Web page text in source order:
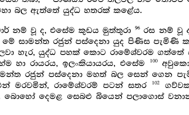
බල ඇත්තේ යුද්ධ හතරක් කළේය.
නම් වූ ද, එසේම කුඩය මුත්තුරා 96 රස නම් වූ
මේ සාමන්ත රජුන් පස්දෙනා යුද පිණිස
හැර, යුද්ධ පහක් කොට රාමේශ්වරම
හා රායරය, ඉලංකියායරය, එසේම 100
රජුන් පස්දෙනා මහත් බල සෙන් ගෙන
මරවමින්, රාමේශ්වරම් පටන් සතර
102
දෙමළ සෙබළු බියෙන් පලාගොස්